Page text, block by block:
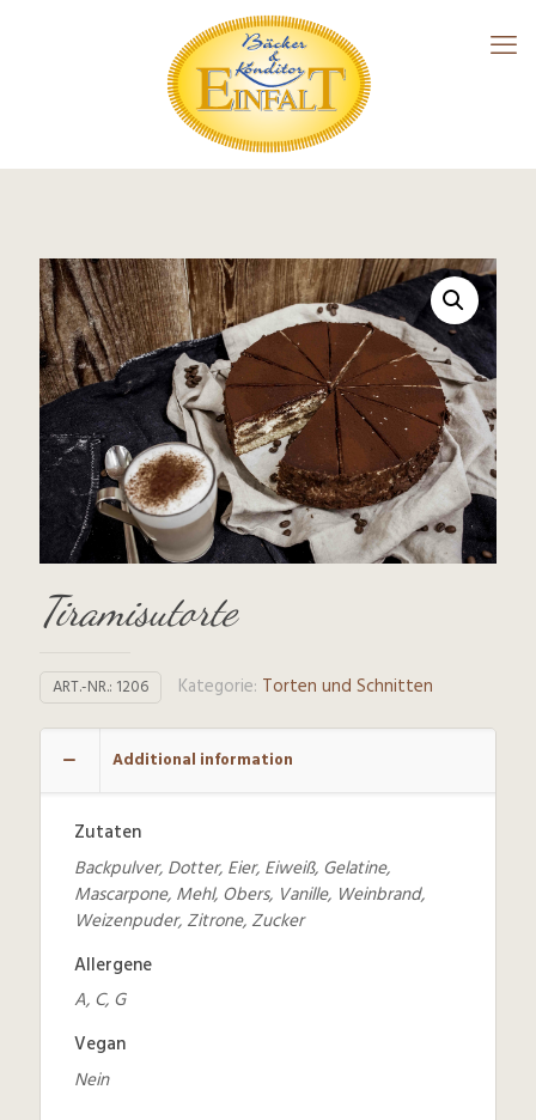
Tiramisutorte
ART.-NR.: 1206 Kategorie: Torten und Schnitten
Additional information
Zutaten
Backpulver, Dotter, Eier, Eiweiß, Gelatine,
Mascarpone, Mehl, Obers, Vanille, Weinbrand,
Weizenpuder, Zitrone, Zucker
Allergene
A, C, G
Vegan
Nein